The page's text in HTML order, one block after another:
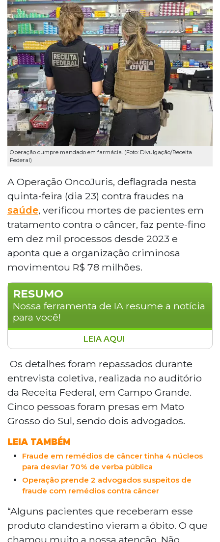
Operação cumpre mandado em farmácia. (Foto: Divulgação/Receita
Federal)
A Operação OncoJuris, deflagrada nesta
quinta-feira (dia 23) contra fraudes na
saúde, verificou mortes de pacientes em
tratamento contra o câncer, faz pente-fino
em dez mil processos desde 2023 e
aponta que a organização criminosa
movimentou R$ 78 milhões.
RESUMO
Nossa ferramenta de IA resume a notícia
para você!
A Operação OncoJuris prendeu cinco
pessoas em Mato Grosso do Sul, incluindo
dois advogados, por fraudes na saúde
que movimentaram R$ 78 milhões. O
esquema envolvia superfaturamento de
medicamentos importados ilegalmente,
sem registro na Anvisa, cobrados até 70
oncológicos receberam os fármacos
clandestinos e alguns morreram, embora
a relação direta ainda seja investigada. A
operação analisa dez mil processos desde
2023.
LEIA AQUI
Os detalhes foram repassados durante
entrevista coletiva, realizada no auditório
da Receita Federal, em Campo Grande.
Cinco pessoas foram presas em Mato
Grosso do Sul, sendo dois advogados.
LEIA TAMBÉM
Fraude em remédios de câncer tinha 4 núcleos
para desviar 70% de verba pública
Operação prende 2 advogados suspeitos de
fraude com remédios contra câncer
“Alguns pacientes que receberam esse
produto clandestino vieram a óbito. O que
chamou muito a nossa atenção. Não